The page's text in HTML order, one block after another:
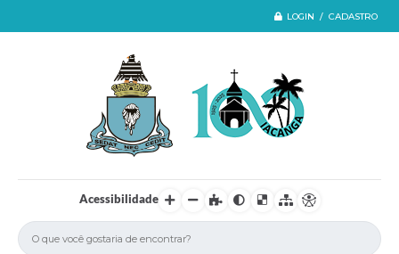
LOGIN / CADASTRO
Acessibilidade